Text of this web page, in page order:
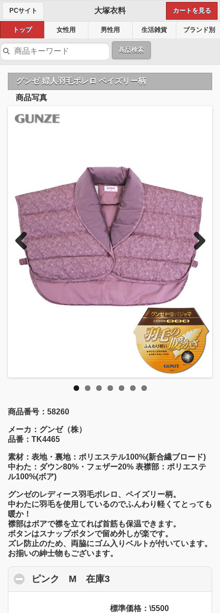
PCサイト 大塚衣料 カートを見る
トップ 女性用 男性用 生活雑貨 ブランド別
商品検索
グンゼ 婦人羽毛ボレロ ペイズリー柄
商品写真
Previous Next
商品番号：58260
メーカ：グンゼ（株）
品番：TK4465
素材：表地・裏地：ポリエステル100%(新合繊ブロード)
中わた：ダウン80%・フェザー20% 表襟部：ポリエステ
ル100%(ボア)
グンゼのレディース羽毛ボレロ、ペイズリー柄。
中わたに羽毛を使用しているのでふんわり軽くてとっても
暖か！
襟部はボアで襟を立てれば首筋も保温できます。
ボタンはスナップボタンで留め外しが楽です。
ズレ防止のため、両脇にゴム入りベルトが付いています。
お揃いの紳士物もございます。
ピンク M 在庫3
標準価格：\5500